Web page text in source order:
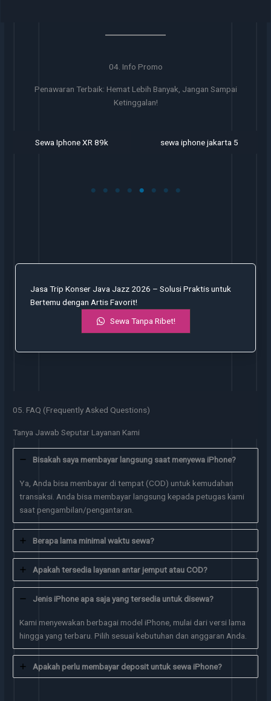
04. Info Promo
Penawaran Terbaik: Hemat Lebih Banyak, Jangan Sampai
Ketinggalan!
Sewa Iphone XR 89k sewa iphone jakarta 5
Jasa Trip Konser Java Jazz 2026 – Solusi Praktis untuk
Bertemu dengan Artis Favorit!
Sewa Tanpa Ribet!
05. FAQ (Frequently Asked Questions)
Tanya Jawab Seputar Layanan Kami
Bisakah saya membayar langsung saat menyewa iPhone?
Ya, Anda bisa membayar di tempat (COD) untuk kemudahan
transaksi. Anda bisa membayar langsung kepada petugas kami
saat pengambilan/pengantaran.
Berapa lama minimal waktu sewa?
Apakah tersedia layanan antar jemput atau COD?
Jenis iPhone apa saja yang tersedia untuk disewa?
Kami menyewakan berbagai model iPhone, mulai dari versi lama
hingga yang terbaru. Pilih sesuai kebutuhan dan anggaran Anda.
Apakah perlu membayar deposit untuk sewa iPhone?